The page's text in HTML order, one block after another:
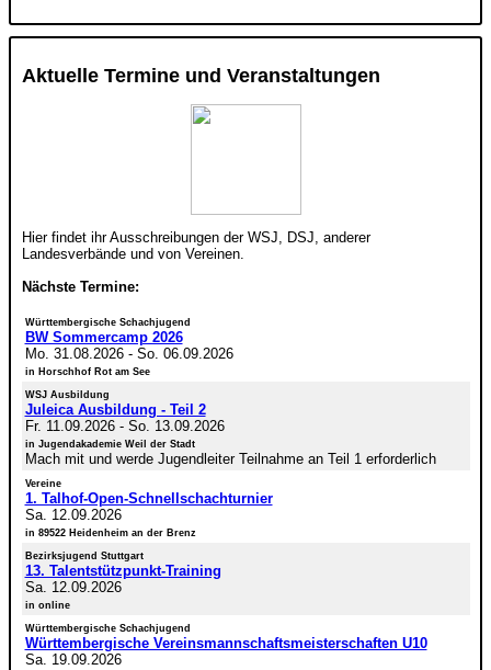
Aktuelle Termine und Veranstaltungen
Hier findet ihr Ausschreibungen der WSJ, DSJ, anderer
Landesverbände und von Vereinen.
Nächste Termine:
Württembergische Schachjugend
BW Sommercamp 2026
Mo. 31.08.2026- So. 06.09.2026
in Horschhof Rot am See
WSJ Ausbildung
Juleica Ausbildung - Teil 2
Fr. 11.09.2026- So. 13.09.2026
in Jugendakademie Weil der Stadt
Mach mit und werde Jugendleiter Teilnahme an Teil 1 erforderlich
Vereine
1. Talhof-Open-Schnellschachturnier
Sa. 12.09.2026
in 89522 Heidenheim an der Brenz
Bezirksjugend Stuttgart
13. Talentstützpunkt-Training
Sa. 12.09.2026
in online
Württembergische Schachjugend
Württembergische Vereinsmannschaftsmeisterschaften U10
Sa. 19.09.2026